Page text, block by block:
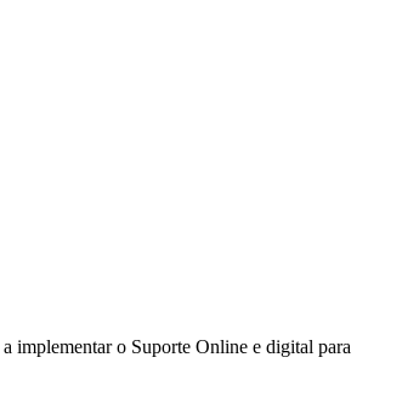
a implementar o Suporte Online e digital para